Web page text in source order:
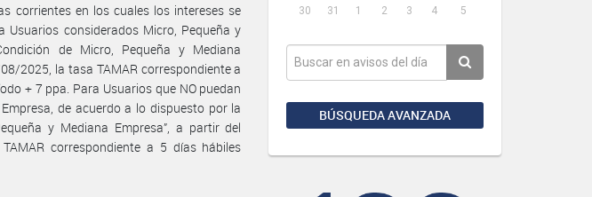
30
31 1 2 3 4 5
BÚSQUEDA AVANZADA
corrientes en los cuales los intereses se
Usuarios considerados Micro, Pequeña y
de Micro, Pequeña y Mediana
2025, la tasa TAMAR correspondiente a
+ 7 ppa. Para Usuarios que NO puedan
de acuerdo a lo dispuesto por la
y Mediana Empresa”, a partir del
correspondiente a 5 días hábiles